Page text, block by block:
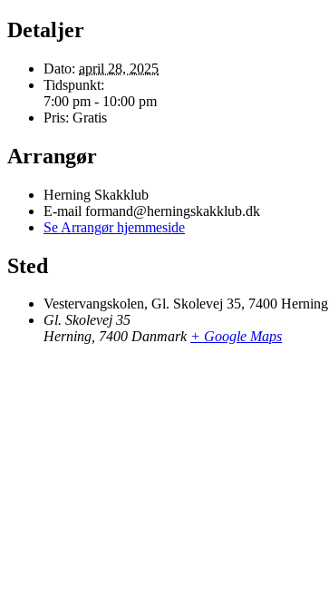
Detaljer
Dato: april 28, 2025
Tidspunkt:
7:00 pm - 10:00 pm
Pris: Gratis
Arrangør
Herning Skakklub
E-mail formand@herningskakklub.dk
Se Arrangør hjemmeside
Sted
Vestervangskolen, Gl. Skolevej 35, 7400 Herning
Gl. Skolevej 35
Herning, 7400 Danmark + Google Maps